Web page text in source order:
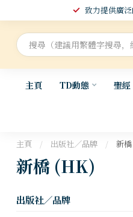
致力提供廣
主頁 TD動態 聖
主頁 / 出版社／品牌 / 新
新橋 (HK)
出版社／品牌